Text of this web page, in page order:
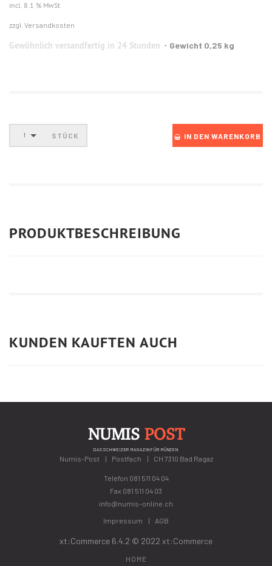
incl. 8.1 % MwSt
zzgl. Versandkosten
Gewöhnlich versandfertig in 24 Stunden Gewicht 0,25 kg
1 STÜCK IN DEN WARENKORB
PRODUKTBESCHREIBUNG
KUNDEN KAUFTEN AUCH
NUMIS POST
DAS SCHWEIZER MAGAZIN FÜR MÜNZEN
Numis-Post Postfach CH 7310 Bad Ragaz
Telefon 081 511 04 04
Fax 081 511 04 03
info@numis-online.ch
Impressum
AGB
xt:Commerce 6.4.2 © 2022 xt:Commerce
HOME